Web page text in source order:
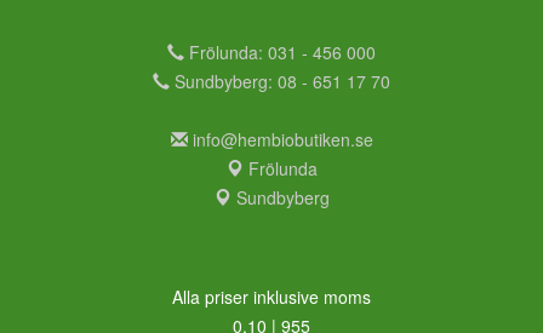
Frölunda: 031 - 456 000
Sundbyberg: 08 - 651 17 70
info@hembiobutiken.se
Frölunda
Sundbyberg
Alla priser inklusive moms
0,10 | 955